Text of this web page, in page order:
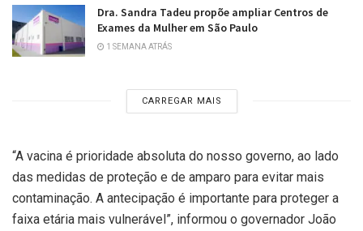
Dra. Sandra Tadeu propõe ampliar Centros de
Exames da Mulher em São Paulo
1 SEMANA ATRÁS
CARREGAR MAIS
“A vacina é prioridade absoluta do nosso governo, ao lado
das medidas de proteção e de amparo para evitar mais
contaminação. A antecipação é importante para proteger a
faixa etária mais vulnerável”, informou o governador João